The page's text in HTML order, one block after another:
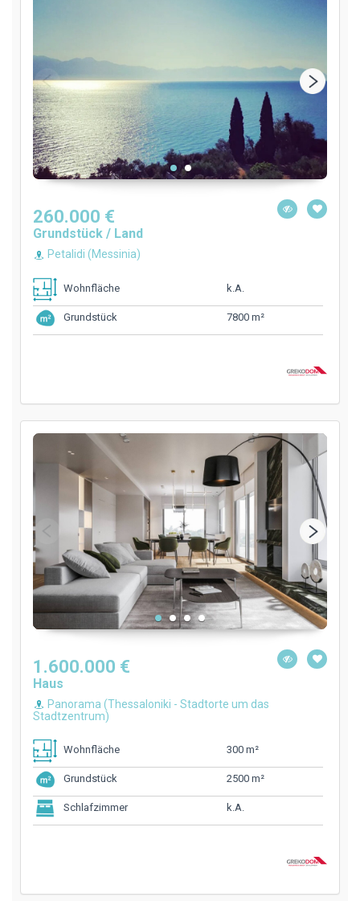
260.000 €
Grundstück / Land
Petalidi (Messinia)
Wohnfläche k.A.
Grundstück 7800 m²
1.600.000 €
Haus
Panorama (Thessaloniki - Stadtorte um das
Stadtzentrum)
Wohnfläche 300 m²
Grundstück 2500 m²
Schlafzimmer k.A.